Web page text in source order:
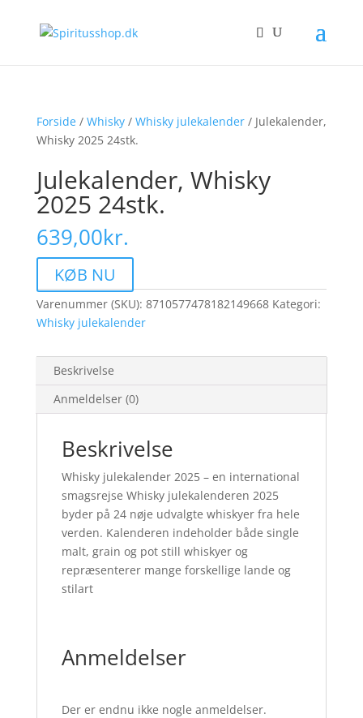
Forside/ Whisky/ Whisky julekalender/ Julekalender,
Whisky 2025 24stk.
Julekalender, Whisky
2025 24stk.
639,00kr.
KØB NU
Varenummer (SKU): 8710577478182149668 Kategori:
Whisky julekalender
Beskrivelse
Anmeldelser (0)
Beskrivelse
Whisky julekalender 2025 – en international
smagsrejse Whisky julekalenderen 2025
byder på 24 nøje udvalgte whiskyer fra hele
verden. Kalenderen indeholder både single
malt, grain og pot still whiskyer og
repræsenterer mange forskellige lande og
stilart
Anmeldelser
Der er endnu ikke nogle anmeldelser.